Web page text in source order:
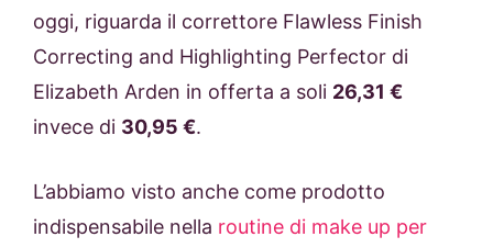
oggi, riguarda il correttore Flawless Finish
Correcting and Highlighting Perfector di
Elizabeth Arden in offerta a soli 26,31 €
invece di 30,95 €.
L’abbiamo visto anche come prodotto
indispensabile nella routine di make up per